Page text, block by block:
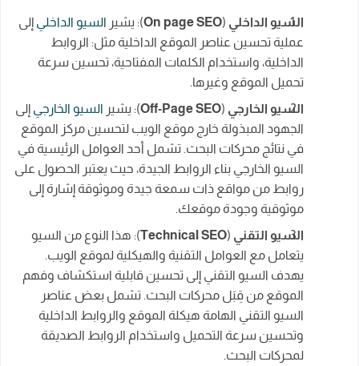
السيو الداخلي (
On page SEO): يشير السيو الداخلي إلى
عملية تحسين عناصر الموقع الداخلية مثل: الروابط
الداخلية، واستخدام الكلمات المفتاحية، تحسين سرعة
تحميل الموقع وغيرها.
السيو الخارجي (
Off-Page SEO): يشير السيو الخارجي إلى
الجهود المبذولة خارج موقع الويب لتحسين مركز الموقع
في نتائج محركات البحث. تشمل أحد العوامل الرئيسية في
السيو الخارجي بناء الروابط الجيدة، حيث يعتبر الحصول على
روابط من مواقع ذات سمعة جيدة وموثوقة إشارة إلى
موثوقية وجودة موقعك.
السيو التقني (
Technical SEO): هذا النوع من السيو
يتعامل مع العوامل التقنية والهيكلية لموقع الويب.
يهدف السيو التقني إلى تحسين قابلية استكشاف وفهم
الموقع من قِبَل محركات البحث. تشمل بعض عناصر
السيو التقني الهامة هيكلة الموقع والروابط الداخلية
وتحسين سرعة التحميل واستخدام الروابط الصديقة
لمحركات البحث.